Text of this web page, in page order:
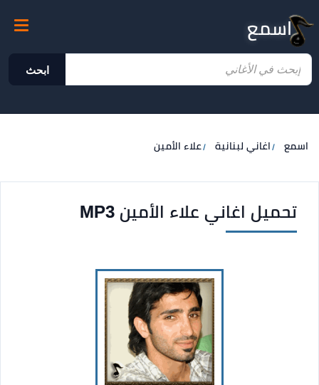
اسمع
ابحث
اسمع اغاني لبنانية علاء الأمين
تحميل اغاني علاء الأمين MP3